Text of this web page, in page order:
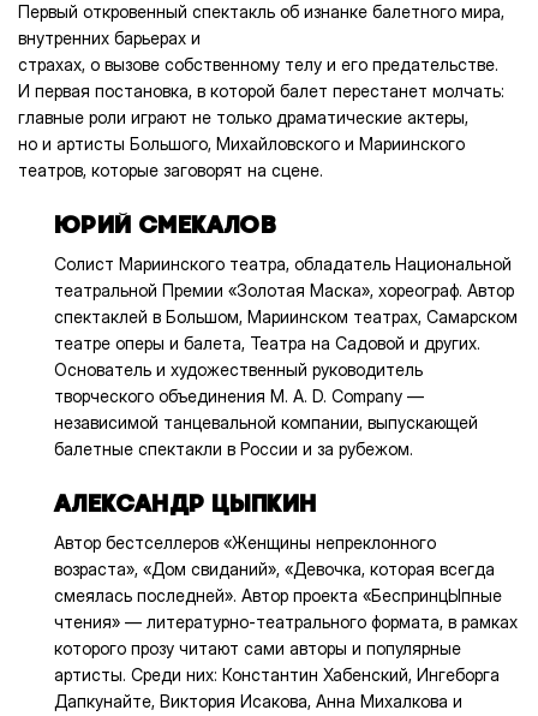
Первый откровенный спектакль об изнанке балетного мира,
внутренних барьерах и
страхах, о вызове собственному телу и его предательстве.
И первая постановка, в которой балет перестанет молчать:
главные роли играют не только драматические актеры,
но и артисты Большого, Михайловского и Мариинского
театров, которые заговорят на сцене.
ЮРИЙ СМЕКАЛОВ
Солист Мариинского театра, обладатель Национальной
театральной Премии «Золотая Маска», хореограф. Автор
спектаклей в Большом, Мариинском театрах, Самарском
театре оперы и балета, Театра на Садовой и других.
Основатель и художественный руководитель
творческого объединения M. A. D. Company —
независимой танцевальной компании, выпускающей
балетные спектакли в России и за рубежом.
АЛЕКСАНДР ЦЫПКИН
Автор бестселлеров «Женщины непреклонного
возраста», «Дом свиданий», «Девочка, которая всегда
смеялась последней». Автор проекта «БеспринцЫпные
чтения» — литературно-театрального формата, в рамках
которого прозу читают сами авторы и популярные
артисты. Среди них: Константин Хабенский, Ингеборга
Дапкунайте, Виктория Исакова, Анна Михалкова и